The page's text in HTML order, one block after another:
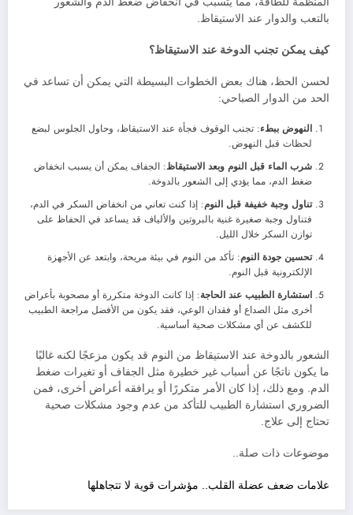
بالتعب والدوار عند الاستيقاظ.
كيف يمكن تجنب الدوخة عند الاستيقاظ؟
لحسن الحظ، هناك بعض الخطوات البسيطة التي يمكن أن تساعد في
الحد من الدوار الصباحي:
النهوض ببطء: تجنب الوقوف فجأة عند الاستيقاظ، وحاول الجلوس لبضع
لحظات قبل النهوض.
شرب الماء قبل النوم وبعد الاستيقاظ: الجفاف يمكن أن يسبب انخفاض
ضغط الدم، مما يؤدي إلى الشعور بالدوخة.
تناول وجبة خفيفة قبل النوم: إذا كنت تعاني من انخفاض السكر في الدم،
فتناول وجبة صغيرة غنية بالبروتين والألياف قد يساعد في الحفاظ على
توازن السكر خلال الليل.
تحسين جودة النوم: تأكد من النوم في بيئة مريحة، وابتعد عن الأجهزة
الإلكترونية قبل النوم.
استشارة الطبيب عند الحاجة: إذا كانت الدوخة متكررة أو مصحوبة بأعراض
أخرى مثل الصداع أو فقدان الوعي، فقد يكون من الأفضل مراجعة الطبيب
للكشف عن أي مشكلات صحية أساسية.
الشعور بالدوخة عند الاستيقاظ من النوم قد يكون مزعجًا لكنه غالبًا
ما يكون ناتجًا عن أسباب غير خطيرة مثل الجفاف أو تغيرات ضغط
الدم. ومع ذلك، إذا كان الأمر متكررًا أو يرافقه أعراض أخرى، فمن
الضروري استشارة الطبيب للتأكد من عدم وجود مشكلات صحية
تحتاج إلى علاج.
موضوعات ذات صلة..
علامات ضعف عضلة القلب.. مؤشرات قوية لا تتجاهلها